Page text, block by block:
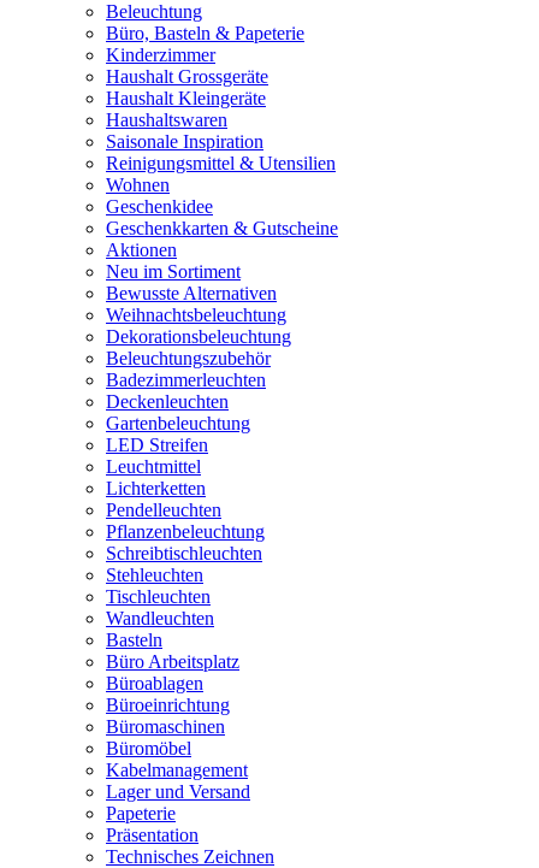
Beleuchtung
Büro, Basteln & Papeterie
Kinderzimmer
Haushalt Grossgeräte
Haushalt Kleingeräte
Haushaltswaren
Saisonale Inspiration
Reinigungsmittel & Utensilien
Wohnen
Geschenkidee
Geschenkkarten & Gutscheine
Aktionen
Neu im Sortiment
Bewusste Alternativen
Weihnachtsbeleuchtung
Dekorationsbeleuchtung
Beleuchtungszubehör
Badezimmerleuchten
Deckenleuchten
Gartenbeleuchtung
LED Streifen
Leuchtmittel
Lichterketten
Pendelleuchten
Pflanzenbeleuchtung
Schreibtischleuchten
Stehleuchten
Tischleuchten
Wandleuchten
Basteln
Büro Arbeitsplatz
Büroablagen
Büroeinrichtung
Büromaschinen
Büromöbel
Kabelmanagement
Lager und Versand
Papeterie
Präsentation
Technisches Zeichnen